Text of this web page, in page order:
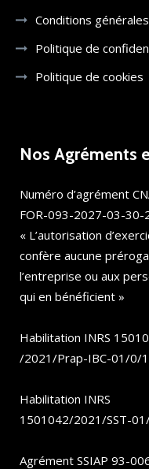
Conditions générales
Politique de
Politique de cookies
Nos Agréments
Numéro d’agrément
FOR-093-2027-03-30-
« L’autorisation
confère aucune
l’entreprise ou aux
qui en bénéficient »
Habilitation INRS
/2021/Prap-IBC-01/0/
Habilitation INRS
1501042/2021/SST-
Agrément SSIAP 93-